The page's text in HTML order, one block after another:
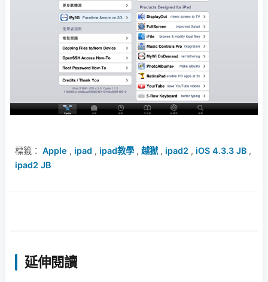
標籤： Apple , ipad , ipad教學, 越獄, ipad2 , iOS 4.3.3 JB ,
ipad2 JB
延伸閱讀